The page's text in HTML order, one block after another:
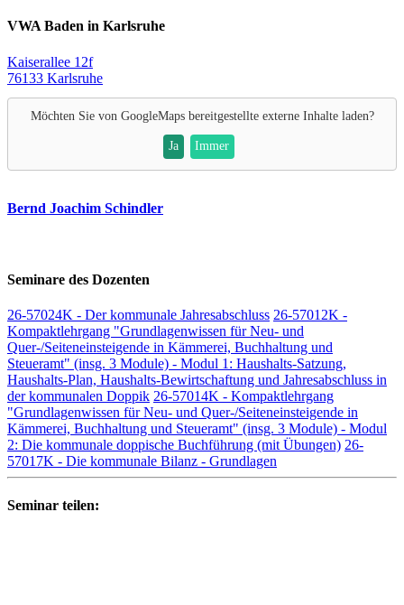
VWA Baden in Karlsruhe
Kaiserallee 12f
76133 Karlsruhe
Möchten Sie von GoogleMapsbereitgestellte externe Inhalte laden?
Ja Immer
Bernd Joachim Schindler
Seminare des Dozenten
26-57024K - Der kommunale Jahresabschluss 26-57012K -
Kompaktlehrgang "Grundlagenwissen für Neu- und
Quer-/Seiteneinsteigende in Kämmerei, Buchhaltung und
Steueramt" (insg. 3 Module) - Modul 1: Haushalts-Satzung,
Haushalts-Plan, Haushalts-Bewirtschaftung und Jahresabschluss in
der kommunalen Doppik 26-57014K - Kompaktlehrgang
"Grundlagenwissen für Neu- und Quer-/Seiteneinsteigende in
Kämmerei, Buchhaltung und Steueramt" (insg. 3 Module) - Modul
2: Die kommunale doppische Buchführung (mit Übungen) 26-
57017K - Die kommunale Bilanz - Grundlagen
Seminar teilen: